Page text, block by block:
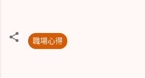
職場心得